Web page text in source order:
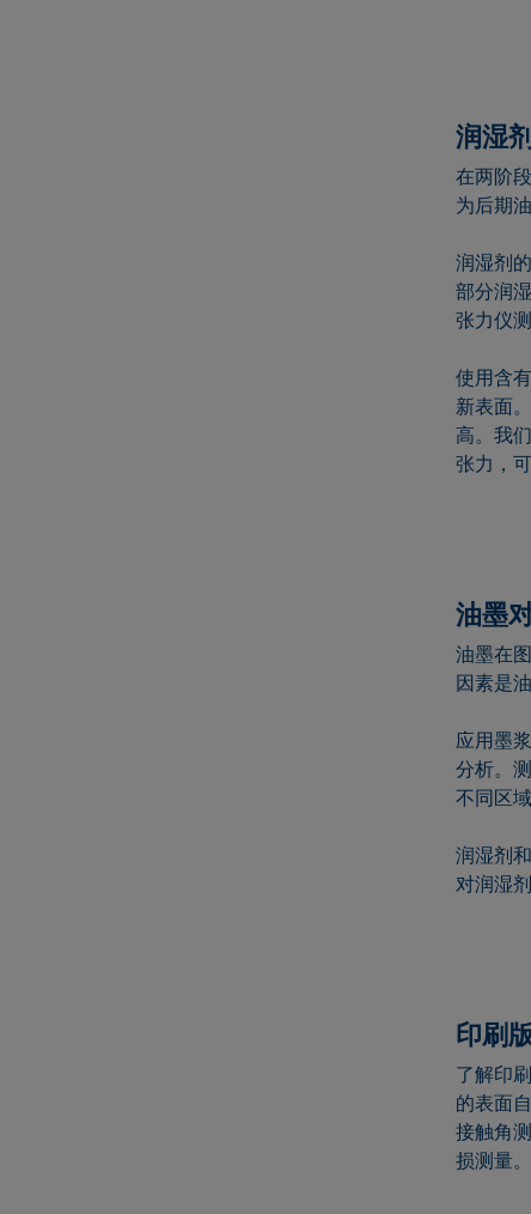
润湿
在两阶
为后期
润湿剂的
部分润
张力仪
使用含有
新表面
高。我
张力，
油墨
油墨在
因素是
应用墨
分析。
不同区
润湿剂
对润湿
印刷
了解印
的表面
接触角
损测量。